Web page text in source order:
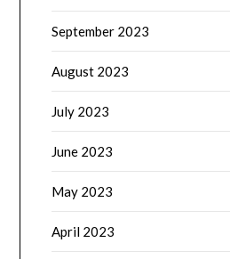
September 2023
August 2023
July 2023
June 2023
May 2023
April 2023